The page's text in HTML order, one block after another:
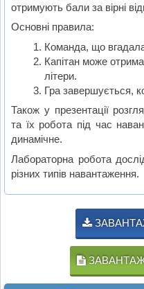
отримують бали за вірні
Основні правила:
Команда, що
Капітан може
літери.
Гра завершується,
Також у презентації
та їх робота під час
динамічне.
Лабораторна робота
різних типів навантаження.